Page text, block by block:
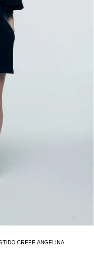
CREPE ANGELINA